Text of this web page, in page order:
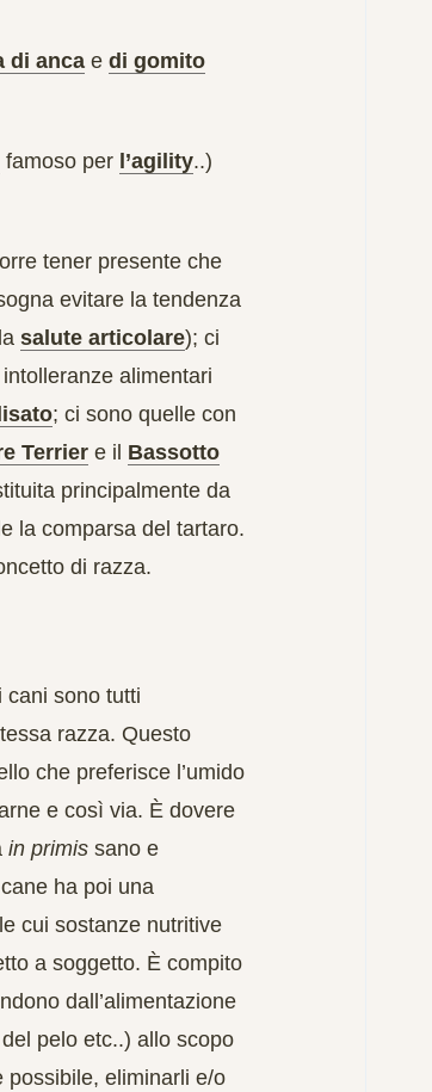
di anca e di gomito
famoso per l’agility..)
tener presente che
evitare la tendenza
salute articolare); ci
intolleranze alimentari
; ci sono quelle con
Terrier e il Bassotto
principalmente da
la comparsa del tartaro.
di razza.
cani sono tutti
razza. Questo
che preferisce l’umido
e così via. È dovere
in primis sano e
ha poi una
cui sostanze nutritive
a soggetto. È compito
dall’alimentazione
pelo etc..) allo scopo
possibile, eliminarli e/o